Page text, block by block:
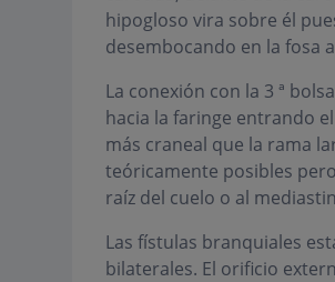
hipogloso vira sobre él
desembocando en la fosa
La conexión con la 3 ª
hacia la faringe entrando
más craneal que la rama
teóricamente posibles
raíz del cuelo o al
Las fístulas branquiales
bilaterales. El orificio